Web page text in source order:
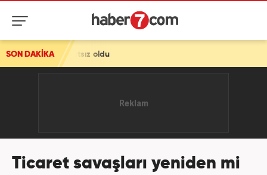
SON DAKİKA
oldu
Ticaret savaşları yeniden mi